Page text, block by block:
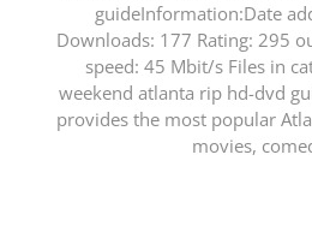
guideInformation:Date
Downloads: 177 Rating: 295
speed: 45 Mbit/s Files in
weekend atlanta rip hd-dvd
provides the most popular
movies,